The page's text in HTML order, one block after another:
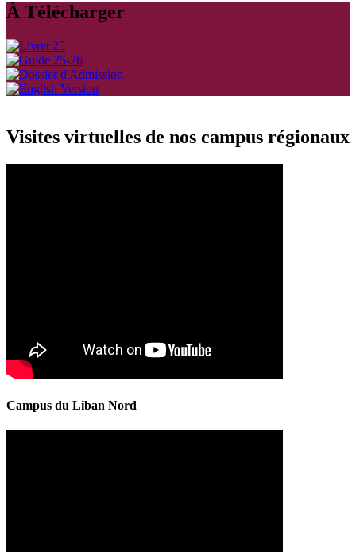
À Télécharger
Visites virtuelles de nos campus régionaux
Campus du Liban Nord